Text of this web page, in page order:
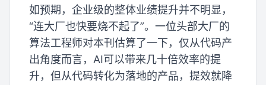
如预期，企业级的整体业绩提升并不明显，
“连大厂也快要烧不起了”。一位头部大厂的
算法工程师对本刊估算了一下，仅从代码产
出角度而言，AI可以带来几十倍效率的提
升，但从代码转化为落地的产品，提效就降